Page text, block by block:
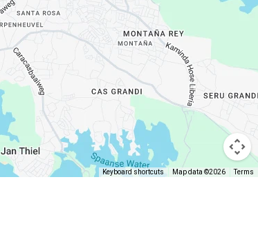
Keyboard shortcuts Map data ©2026 Terms